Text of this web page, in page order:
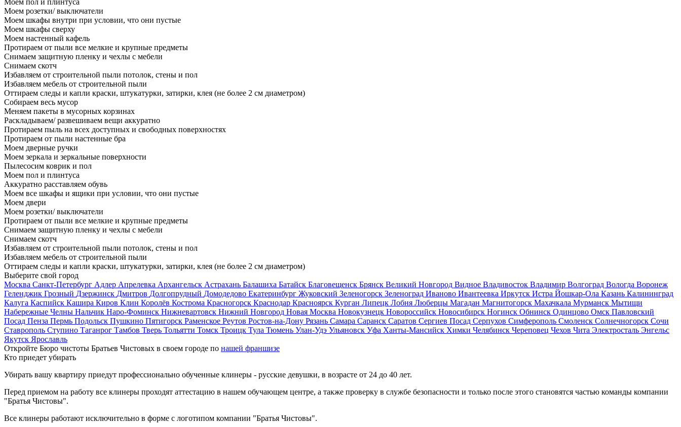
Моем пол и плинтуса
Моем розетки/ выключатели
Моем шкафы внутри при условии, что они пустые
Моем шкафы сверху
Моем настенный кафель
Протираем от пыли все мелкие и крупные предметы
Снимаем защитную пленку и чехлы с мебели
Снимаем скотч
Избавляем от строительной пыли потолок, стены и пол
Избавляем мебель от строительной пыли
Оттираем следы и капли краски, штукатурки, затирки, клея (не более 2 см диаметром)
Собираем весь мусор
Меняем пакеты в мусорных корзинах
Раскладываем/ развешиваем вещи аккуратно
Протираем пыль на всех доступных и свободных поверхностях
Протираем от пыли настенные бра
Моем дверные ручки
Моем зеркала и зеркальные поверхности
Пылесосим коврик и пол
Моем пол и плинтуса
Аккуратно расставляем обувь
Моем все шкафы и ящики при условии, что они пустые
Моем двери
Моем розетки/ выключатели
Протираем от пыли все мелкие и крупные предметы
Снимаем защитную пленку и чехлы с мебели
Снимаем скотч
Избавляем от строительной пыли потолок, стены и пол
Избавляем мебель от строительной пыли
Оттираем следы и капли краски, штукатурки, затирки, клея (не более 2 см диаметром)
Выберите свой город
Москва Санкт-Петербург Адлер Апрелевка Архангельск Астрахань Балашиха Батайск Благовещенск Брянск Великий Новгород Видное Владивосток Владимир Волгоград Вологда Воронеж
Геленджик Грозный Дзержинск Дмитров Долгопрудный Домодедово Екатеринбург Жуковский Зеленогорск Зеленоград Иваново Ивантеевка Иркутск Истра Йошкар-Ола Казань Калининград
Калуга Каспийск Кашира Киров Клин Королёв Кострома Красногорск Краснодар Красноярск Курган Липецк Лобня Люберцы Магадан Магнитогорск Махачкала Мурманск Мытищи
Набережные Челны Нальчик Наро-Фоминск Нижневартовск Нижний Новгород Новая Москва Новокузнецк Новороссийск Новосибирск Ногинск Обнинск Одинцово Омск Павловский
Посад Пенза Пермь Подольск Пушкино Пятигорск Раменское Реутов Ростов-на-Дону Рязань Самара Саранск Саратов Сергиев Посад Серпухов Симферополь Смоленск Солнечногорск Сочи
Ставрополь Ступино Таганрог Тамбов Тверь Тольятти Томск Троицк Тула Тюмень Улан-Удэ Ульяновск Уфа Ханты-Мансийск Химки Челябинск Череповец Чехов Чита Электросталь Энгельс
Якутск Ярославль
Откройте Бюро чистоты Братьев Чистовых в своем городе по нашей франшизе
Кто приедет убирать
Убирать вашу квартиру приедут профессионально обученные клинеры - русские девушки, в возрасте от 24 до 40 лет.
Перед приемом на работу все клинеры проходят аттестацию в нашем обучающем центре, а также проверку в службе безопасности и только после этого становятся частью команды компании
"Братья Чистовы".
Все клинеры работают исключительно в форме с логотипом компании "Братья Чистовы".